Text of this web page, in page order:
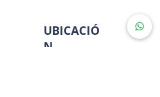
UBICACIÓ
N